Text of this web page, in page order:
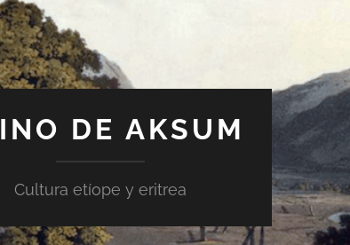
DE AKSUM
Cultura etíope y eritrea